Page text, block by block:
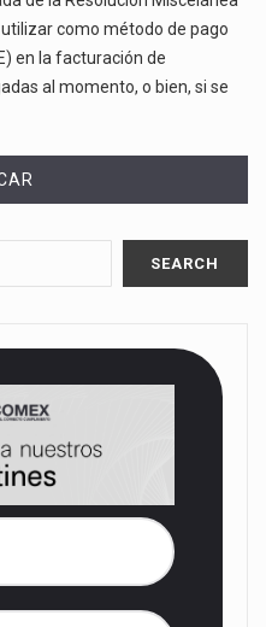
como método de pago
en la facturación de
al momento, o bien, si se